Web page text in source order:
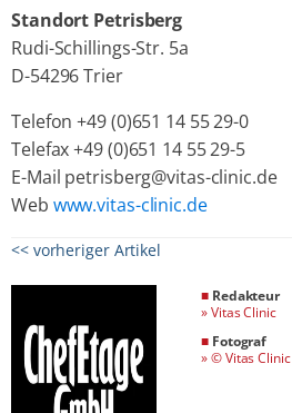
Standort Petrisberg
Rudi-Schillings-Str. 5a
D-54296 Trier
Telefon +49 (0)651 14 55 29-0
Telefax +49 (0)651 14 55 29-5
E-Mail petrisberg@vitas-clinic.de
Web www.vitas-clinic.de
<< vorheriger Artikel
■ Redakteur
»Vitas Clinic
■ Fotograf
»© Vitas Clinic